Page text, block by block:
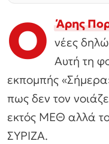
Ο Άρης
νέες
Αυτή τη
εκπομπής
πως δεν τον
εκτός ΜΕΘ αλλά
ΣΥΡΙΖΑ.